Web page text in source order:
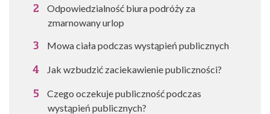
Odpowiedzialność biura podróży za
zmarnowany urlop
Mowa ciała podczas wystąpień publicznych
Jak wzbudzić zaciekawienie publiczności?
Czego oczekuje publiczność podczas
wystąpień publicznych?